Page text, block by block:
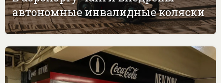
автономные инвалидные коляски